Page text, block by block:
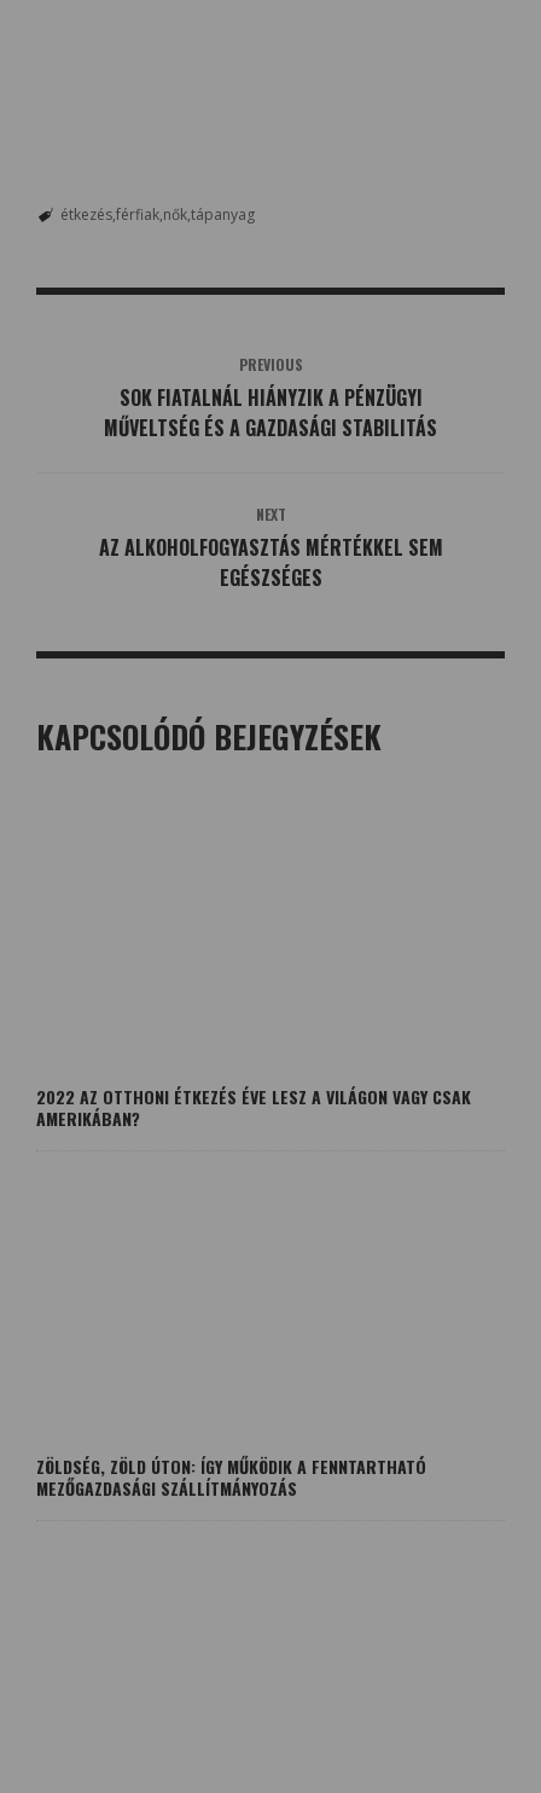
étkezésférfiak nőktápanyag
PREVIOUS
SOK FIATALNÁL HIÁNYZIK A PÉNZÜGYI
MŰVELTSÉG ÉS A GAZDASÁGI STABILITÁS
NEXT
AZ ALKOHOLFOGYASZTÁS MÉRTÉKKEL SEM
EGÉSZSÉGES
KAPCSOLÓDÓ BEJEGYZÉSEK
2022 AZ OTTHONI ÉTKEZÉS ÉVE LESZ A VILÁGON VAGY CSAK
AMERIKÁBAN?
ZÖLDSÉG, ZÖLD ÚTON: ÍGY MŰKÖDIK A FENNTARTHATÓ
MEZŐGAZDASÁGI SZÁLLÍTMÁNYOZÁS